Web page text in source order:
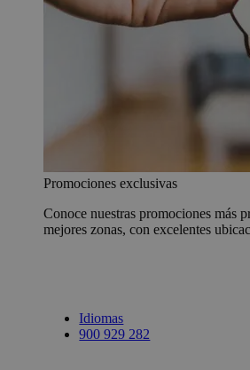
Promociones exclusivas
Conoce nuestras promociones más
mejores zonas, con excelentes
Idiomas
900 929 282